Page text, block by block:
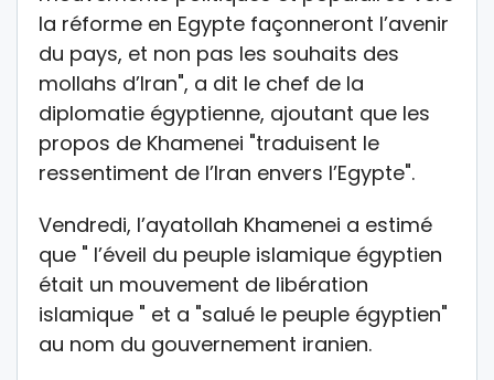
la réforme en Egypte façonneront l’avenir
du pays, et non pas les souhaits des
mollahs d’Iran", a dit le chef de la
diplomatie égyptienne, ajoutant que les
propos de Khamenei "traduisent le
ressentiment de l’Iran envers l’Egypte".
Vendredi, l’ayatollah Khamenei a estimé
que " l’éveil du peuple islamique égyptien
était un mouvement de libération
islamique " et a "salué le peuple égyptien"
au nom du gouvernement iranien.